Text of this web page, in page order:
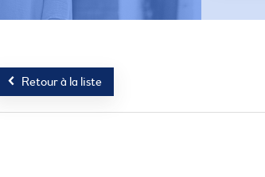
Retour à la liste